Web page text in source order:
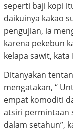
seperti baji kopi
daikuinya kakao
pengujian, ia
karena pekebun
kelapa sawit,
Ditanyakan
mengatakan, “
empat komoditi
atsiri permintaan
dalam setahun”,